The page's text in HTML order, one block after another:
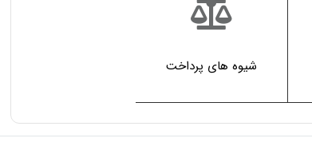
شیوه های پرداخت